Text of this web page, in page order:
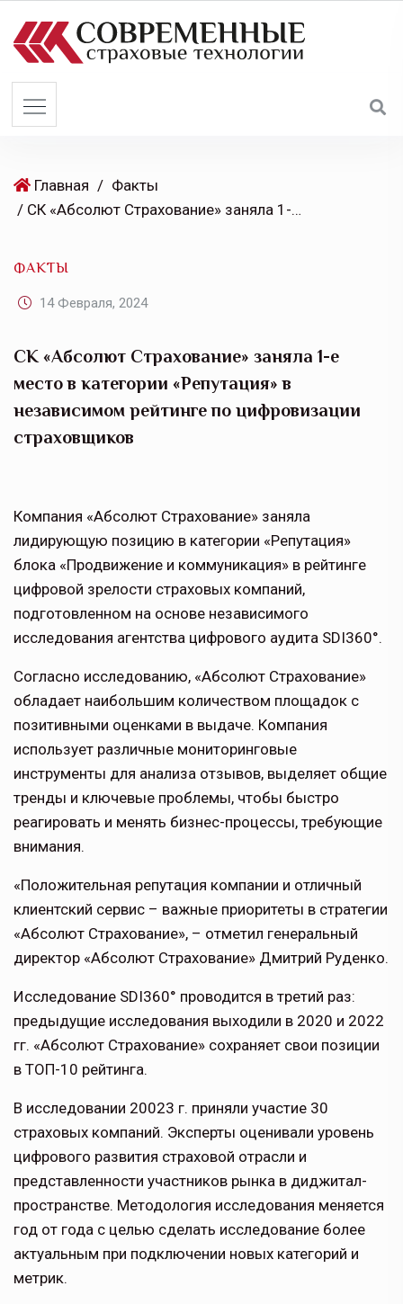
Главная / Факты
/ СК «Абсолют Страхование» заняла 1-е место в категории «Репутация» в независимом рейтинге по цифровизации страховщиков
ФАКТЫ
14 Февраля, 2024
СК «Абсолют Страхование» заняла 1-е
место в категории «Репутация» в
независимом рейтинге по цифровизации
страховщиков
Компания «Абсолют Страхование» заняла
лидирующую позицию в категории «Репутация»
блока «Продвижение и коммуникация» в рейтинге
цифровой зрелости страховых компаний,
подготовленном на основе независимого
исследования агентства цифрового аудита SDI360°.
Согласно исследованию, «Абсолют Страхование»
обладает наибольшим количеством площадок с
позитивными оценками в выдаче. Компания
использует различные мониторинговые
инструменты для анализа отзывов, выделяет общие
тренды и ключевые проблемы, чтобы быстро
реагировать и менять бизнес-процессы, требующие
внимания.
«Положительная репутация компании и отличный
клиентский сервис – важные приоритеты в стратегии
«Абсолют Страхование», – отметил генеральный
директор «Абсолют Страхование» Дмитрий Руденко.
Исследование SDI360° проводится в третий раз:
предыдущие исследования выходили в 2020 и 2022
гг. «Абсолют Страхование» сохраняет свои позиции
в ТОП-10 рейтинга.
В исследовании 20023 г. приняли участие 30
страховых компаний. Эксперты оценивали уровень
цифрового развития страховой отрасли и
представленности участников рынка в диджитал-
пространстве. Методология исследования меняется
год от года с целью сделать исследование более
актуальным при подключении новых категорий и
метрик.